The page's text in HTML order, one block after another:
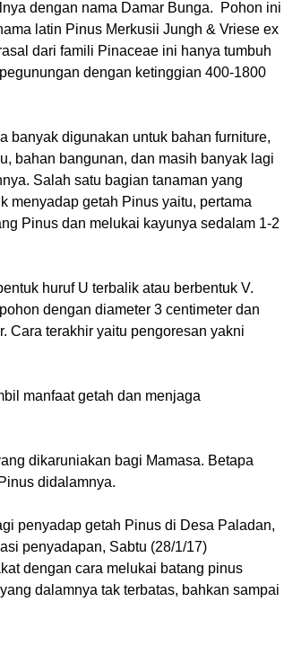
dengan nama Damar Bunga. Pohon ini
latin Pinus Merkusii Jungh & Vriese ex
dari famili Pinaceae ini hanya tumbuh
dengan ketinggian 400-1800
banyak digunakan untuk bahan furniture,
bahan bangunan, dan masih banyak lagi
Salah satu bagian tanaman yang
menyadap getah Pinus yaitu, pertama
Pinus dan melukai kayunya sedalam 1-2
huruf U terbalik atau berbentuk V.
dengan diameter 3 centimeter dan
Cara terakhir yaitu pengoresan yakni
manfaat getah dan menjaga
dikaruniakan bagi Mamasa. Betapa
didalamnya.
penyadap getah Pinus di Desa Paladan,
penyadapan, Sabtu (28/1/17)
dengan cara melukai batang pinus
dalamnya tak terbatas, bahkan sampai